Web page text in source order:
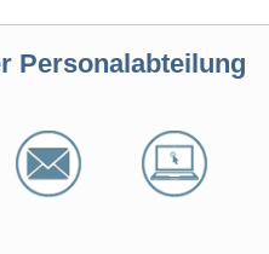
Personalabteilung